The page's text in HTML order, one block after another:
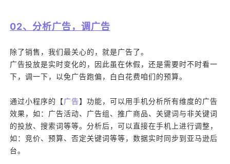
02、分析广告，调广告
除了销售，我们最关心的，就是广告了。
广告投放是实时变化的，因此虽在休假，还是需要时不时看一
下，调一下，以免广告跑偏，白白花费咱们的预算。
通过小程序的【广告】功能，可以用手机分析所有维度的广告
效果，如：广告活动、广告组、推广商品、关键词与非关键词
的投放、搜索词等等。分析后，可以直接在手机上进行调整，
如：竞价、预算、否定关键词等等，数据实时同步到亚马逊后
台。